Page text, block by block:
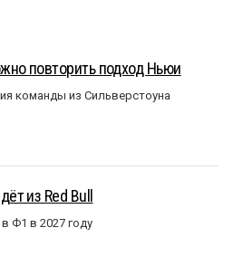
повторить подход Ньюи
команды из Сильверстоуна
из Red Bull
Ф1 в 2027 году